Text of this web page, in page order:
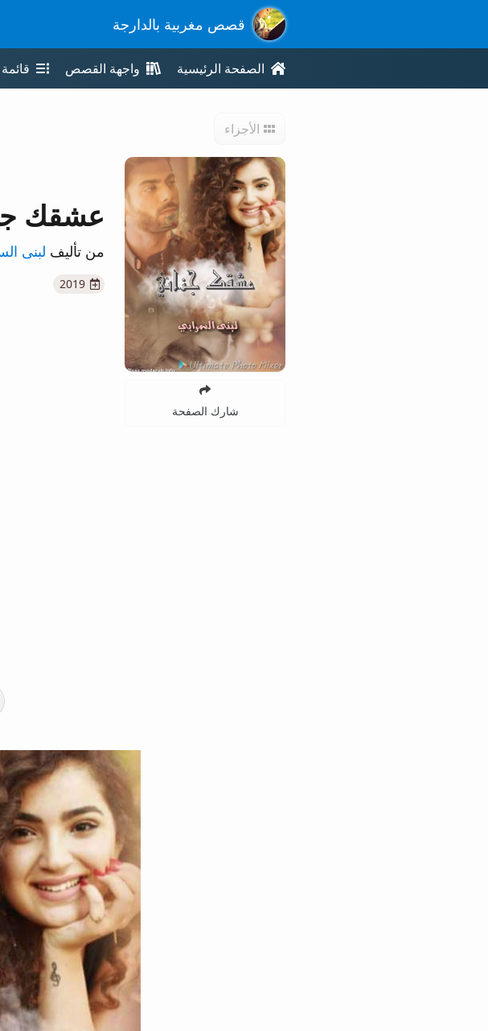
قصص مغربية بالدارجة
الصفحة الرئيسية واجهة القصص
الأجزاء
شارك الصفحة
عشقك
من تأليف لبنى
2019